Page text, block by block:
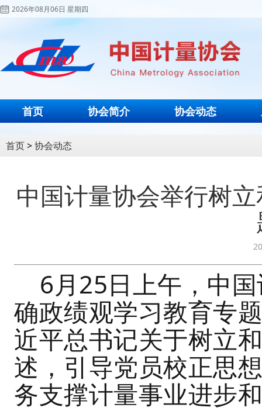
2026年08月06日 星期四
首页 协会简介 协会动态
首页>协会动态
中国计量协会举行树
6月25日上午，中
确政绩观学习教育专
近平总书记关于树立
述，引导党员校正思
务支撑计量事业进步